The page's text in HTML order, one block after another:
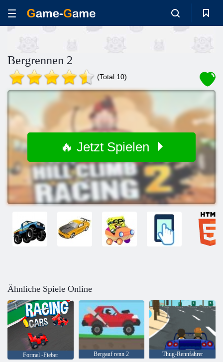
Bergrennen 2
(Total 10)
🔥 Jetzt Spielen
Ähnliche Spiele Online
Formel -Fieber Bergauf renn 2 Thug-Rennfahrer